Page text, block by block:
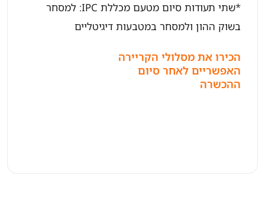
*שתי תעודות סיום מטעם מכללת IPC: למסחר
בשוק ההון ולמסחר במטבעות דיגיטליים
הכירו את מסלולי הקריירה
האפשריים לאחר סיום
ההכשרה